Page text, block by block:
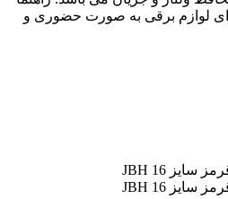
لوازم برقی به صورت حضوری و